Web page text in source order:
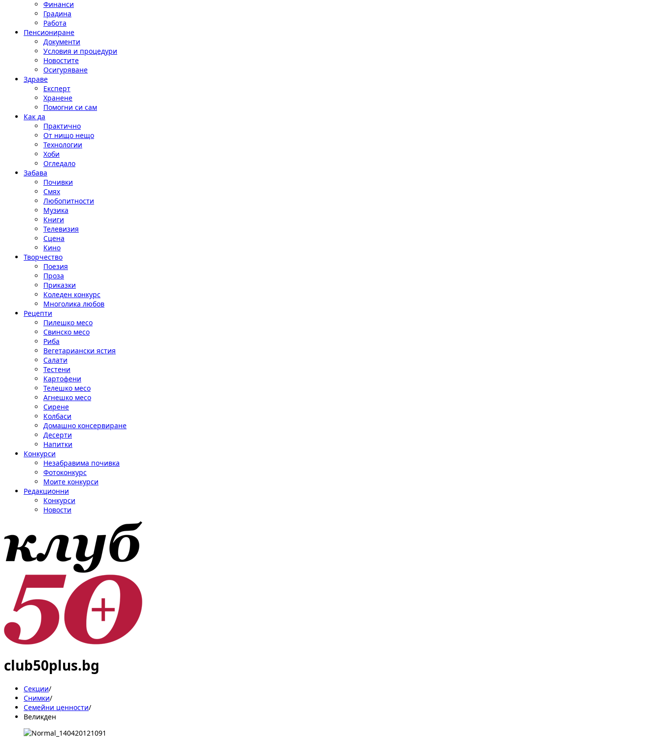
Финанси
Градина
Работа
Пенсиониране
Документи
Условия и процедури
Новостите
Осигуряване
Здраве
Експерт
Хранене
Помогни си сам
Как да
Практично
От нищо нещо
Технологии
Хоби
Огледало
Забава
Почивки
Смях
Любопитности
Музика
Книги
Телевизия
Сцена
Кино
Творчество
Поезия
Проза
Приказки
Коледен конкурс
Многолика любов
Рецепти
Пилешко месо
Свинско месо
Риба
Вегетариански ястия
Салати
Тестени
Картофени
Телешко месо
Агнешко месо
Сирене
Колбаси
Домашно консервиране
Десерти
Напитки
Конкурси
Незабравима почивка
Фотоконкурс
Моите конкурси
Редакционни
Конкурси
Новости
club50plus.bg
Секции/
Снимки/
Семейни ценности/
Великден